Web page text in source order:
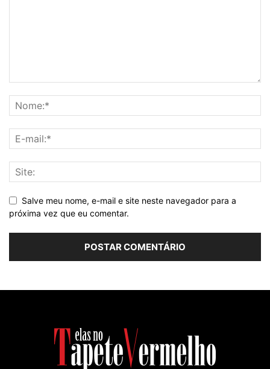
Salve meu nome, e-mail e site neste navegador para a
próxima vez que eu comentar.